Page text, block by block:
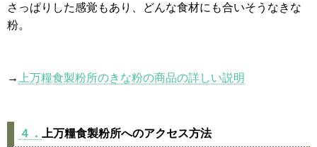
さっぱりした感覚もあり、どんな食材にも合いそうなきな
粉。
→ 上万糧食製粉所のきな粉の商品の詳しい説明
４．
上万糧食製粉所へのアクセス方法